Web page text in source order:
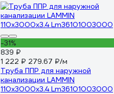
-31%
839 ₽
1 222 ₽ 279.67 ₽/м
Труба ППР для наружной
канализации LAMMIN
110x3000x3.4 Lm36101003000